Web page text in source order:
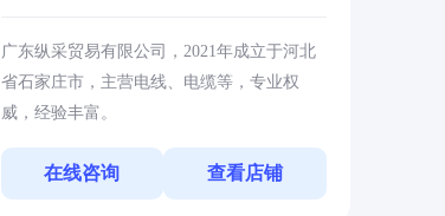
广东纵采贸易有限公司，2021年成立于河北
省石家庄市，主营电线、电缆等，专业权
威，经验丰富。
在线咨询 查看店铺